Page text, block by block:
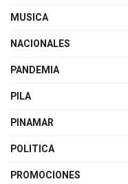
MUSICA
NACIONALES
PANDEMIA
PILA
PINAMAR
POLITICA
PROMOCIONES